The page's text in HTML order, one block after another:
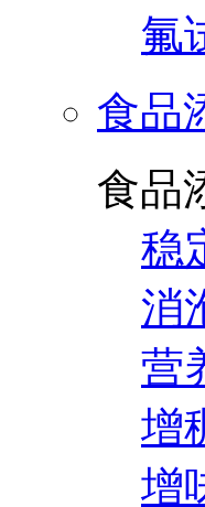
氟
食品
食品
稳
消
营
增
增